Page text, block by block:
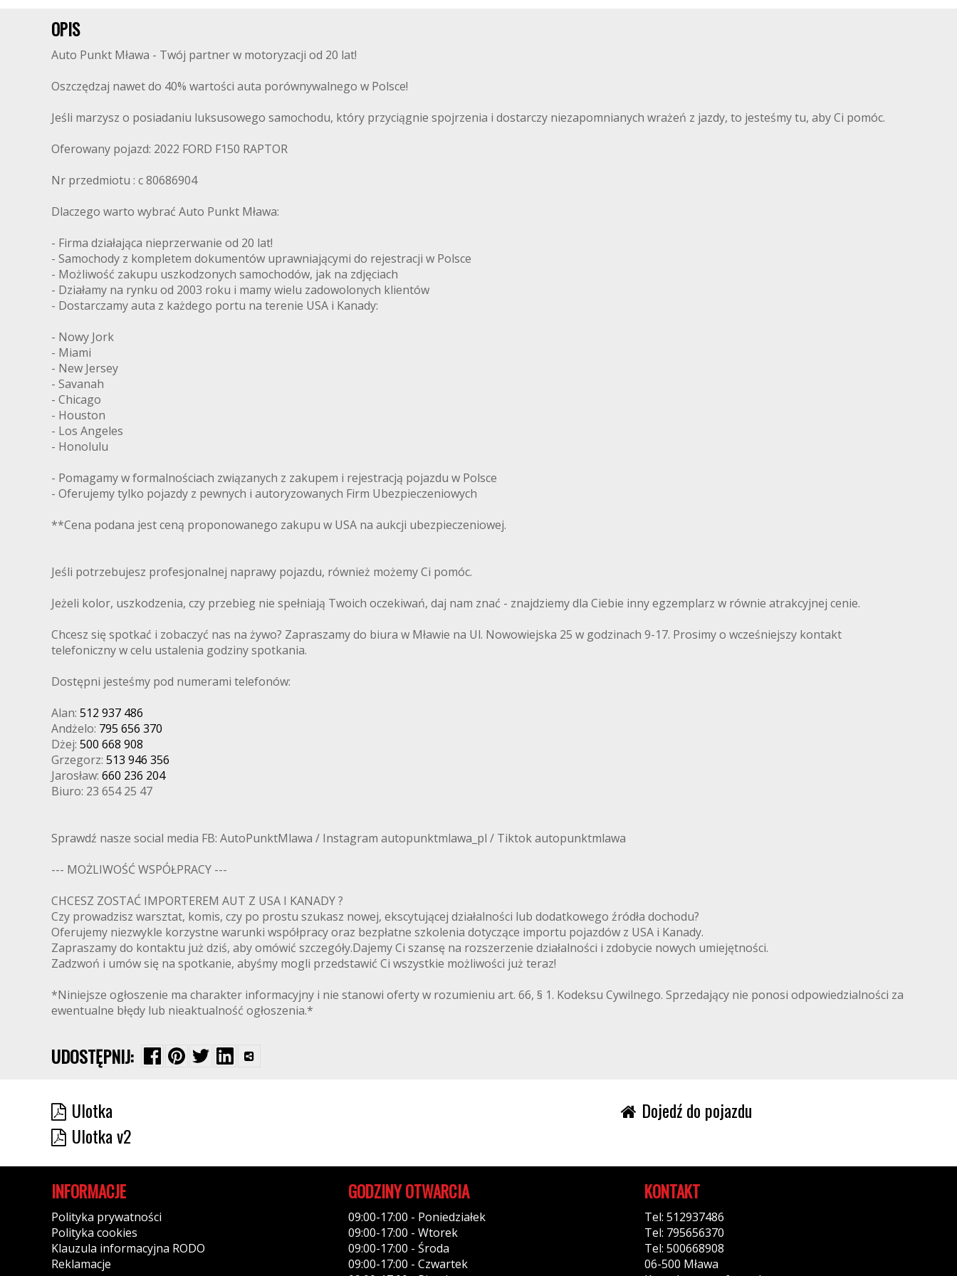
OPIS
Auto Punkt Mława - Twój partner w motoryzacji od 20 lat!
Oszczędzaj nawet do 40% wartości auta porównywalnego w Polsce!
Jeśli marzysz o posiadaniu luksusowego samochodu, który przyciągnie spojrzenia i dostarczy niezapomnianych wrażeń z jazdy, to jesteśmy tu, aby Ci pomóc.
Oferowany pojazd: 2022 FORD F150 RAPTOR
Nr przedmiotu : c 80686904
Dlaczego warto wybrać Auto Punkt Mława:
- Firma działająca nieprzerwanie od 20 lat!
- Samochody z kompletem dokumentów uprawniającymi do rejestracji w Polsce
- Możliwość zakupu uszkodzonych samochodów, jak na zdjęciach
- Działamy na rynku od 2003 roku i mamy wielu zadowolonych klientów
- Dostarczamy auta z każdego portu na terenie USA i Kanady:
- Nowy Jork
- Miami
- New Jersey
- Savanah
- Chicago
- Houston
- Los Angeles
- Honolulu
- Pomagamy w formalnościach związanych z zakupem i rejestracją pojazdu w Polsce
- Oferujemy tylko pojazdy z pewnych i autoryzowanych Firm Ubezpieczeniowych
**Cena podana jest ceną proponowanego zakupu w USA na aukcji ubezpieczeniowej.
Jeśli potrzebujesz profesjonalnej naprawy pojazdu, również możemy Ci pomóc.
Jeżeli kolor, uszkodzenia, czy przebieg nie spełniają Twoich oczekiwań, daj nam znać - znajdziemy dla Ciebie inny egzemplarz w równie atrakcyjnej cenie.
Chcesz się spotkać i zobaczyć nas na żywo? Zapraszamy do biura w Mławie na Ul. Nowowiejska 25 w godzinach 9-17. Prosimy o wcześniejszy kontakt
telefoniczny w celu ustalenia godziny spotkania.
Dostępni jesteśmy pod numerami telefonów:
Alan: 512 937 486
Andżelo: 795 656 370
Dżej: 500 668 908
Grzegorz: 513 946 356
Jarosław: 660 236 204
Biuro: 23 654 25 47
Sprawdź nasze social media FB: AutoPunktMlawa / Instagram autopunktmlawa_pl / Tiktok autopunktmlawa
--- MOŻLIWOŚĆ WSPÓŁPRACY ---
CHCESZ ZOSTAĆ IMPORTEREM AUT Z USA I KANADY ?
Czy prowadzisz warsztat, komis, czy po prostu szukasz nowej, ekscytującej działalności lub dodatkowego źródła dochodu?
Oferujemy niezwykle korzystne warunki współpracy oraz bezpłatne szkolenia dotyczące importu pojazdów z USA i Kanady.
Zapraszamy do kontaktu już dziś, aby omówić szczegóły.Dajemy Ci szansę na rozszerzenie działalności i zdobycie nowych umiejętności.
Zadzwoń i umów się na spotkanie, abyśmy mogli przedstawić Ci wszystkie możliwości już teraz!
*Niniejsze ogłoszenie ma charakter informacyjny i nie stanowi oferty w rozumieniu art. 66, § 1. Kodeksu Cywilnego. Sprzedający nie ponosi odpowiedzialności za
ewentualne błędy lub nieaktualność ogłoszenia.*
UDOSTĘPNIJ:
Ulotka
Ulotka v2
Dojedź do pojazdu
INFORMACJE
Polityka prywatności
Polityka cookies
Klauzula informacyjna RODO
Reklamacje
GODZINY OTWARCIA
09:00-17:00 - Poniedziałek
09:00-17:00 - Wtorek
09:00-17:00 - Środa
09:00-17:00 - Czwartek
KONTAKT
Tel: 512937486
Tel: 795656370
Tel: 500668908
06-500 Mława